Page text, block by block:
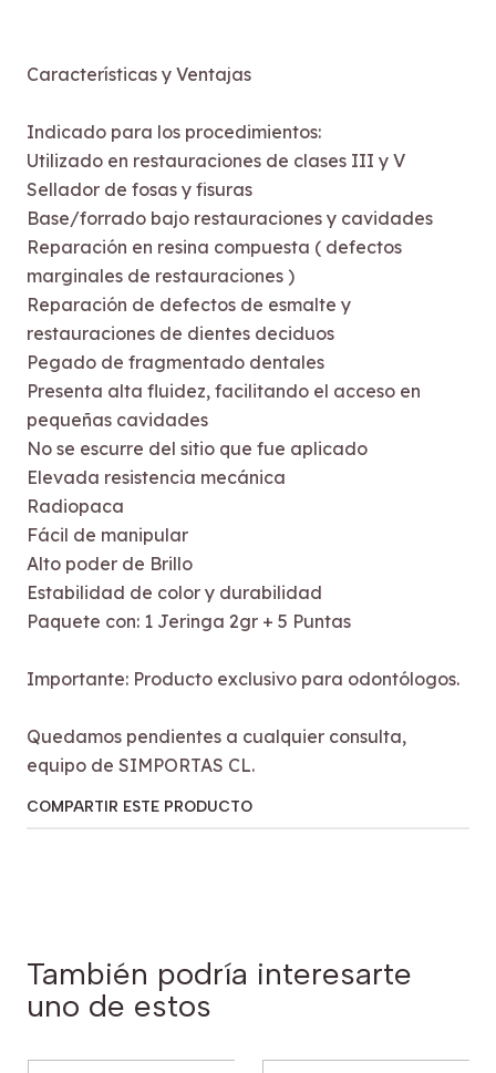
Características y Ventajas
Indicado para los procedimientos:
Utilizado en restauraciones de clases III y V
Sellador de fosas y fisuras
Base/forrado bajo restauraciones y cavidades
Reparación en resina compuesta ( defectos
marginales de restauraciones )
Reparación de defectos de esmalte y
restauraciones de dientes deciduos
Pegado de fragmentado dentales
Presenta alta fluidez, facilitando el acceso en
pequeñas cavidades
No se escurre del sitio que fue aplicado
Elevada resistencia mecánica
Radiopaca
Fácil de manipular
Alto poder de Brillo
Estabilidad de color y durabilidad
Paquete con: 1 Jeringa 2gr + 5 Puntas
Importante: Producto exclusivo para odontólogos.
Quedamos pendientes a cualquier consulta,
equipo de SIMPORTAS CL.
COMPARTIR ESTE PRODUCTO
También podría interesarte
uno de estos